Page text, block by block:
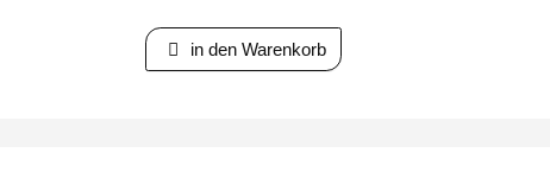
in den Warenkorb